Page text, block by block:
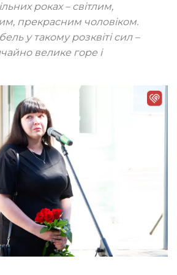
роках – світлим,
прекрасним чоловіком.
у такому розквіті сил –
велике горе і